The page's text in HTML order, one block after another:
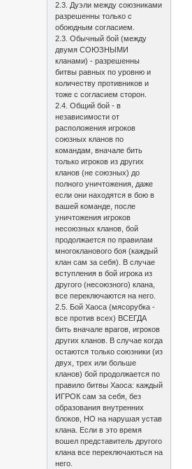
2.3. Дуэли между союзниками
разрешенны только с
обоюдным согласием.
2.3. Обычный бой (между
двумя СОЮЗНЫМИ
кланами) - разрешенны
битвы равных по уровню и
количеству противников и
тоже с согласием сторон.
2.4. Общий бой - в
независимости от
расположения игроков
союзных кланов по
командам, вначале бить
только игроков из других
кланов (не союзных) до
полного уничтожения, даже
если они находятся в бою в
вашей команде, после
уничтожения игроков
несоюзных кланов, бой
продолжается по правилам
многокланового боя (каждый
клан сам за себя). В случае
вступления в бой игрока из
другого (несоюзного) клана,
все переключаются на него.
2.5. Бой Хаоса (мясорубка -
все против всех) ВСЕГДА
бить вначале врагов, игроков
других кланов. В случае когда
остаются только союзники (из
двух, трех или больше
кланов) бой продолжается по
правило битвы Хаоса: каждый
ИГРОК сам за себя, без
образования внутренних
блоков, НО на нарушая устав
клана. Если в это время
вошел представитель другого
клана все переключаються на
него.